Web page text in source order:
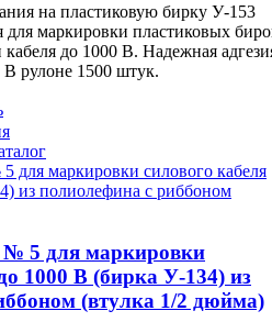
на пластиковую бирку У-153
для маркировки пластиковых
до 1000 В. Надежная
рулоне 1500 штук.
№ 5 для маркировки
1000 В (бирка У-134) из
(втулка 1/2 дюйма)